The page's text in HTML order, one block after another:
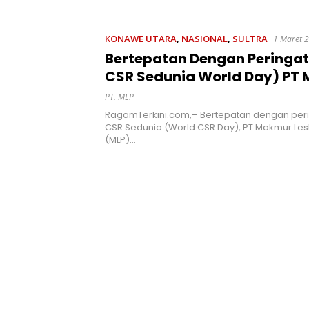
KONAWE UTARA, NASIONAL, SULTRA 1 Maret
Bertepatan Dengan
CSR Sedunia World Day) PT
Lestari Primatama MLP
Langkah Besar
PT. MLP
RagamTerkini.com,– Bertepatan dengan
CSR Sedunia (World CSR Day), PT Makmur
(MLP)…